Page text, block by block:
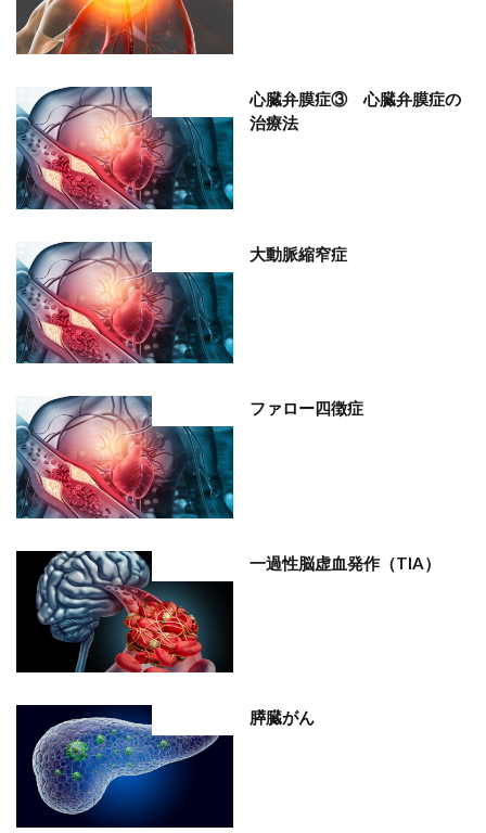
心臓弁膜症③ 心臓弁膜症の
治療法
大動脈縮窄症
ファロー四徴症
一過性脳虚血発作（TIA）
膵臓がん